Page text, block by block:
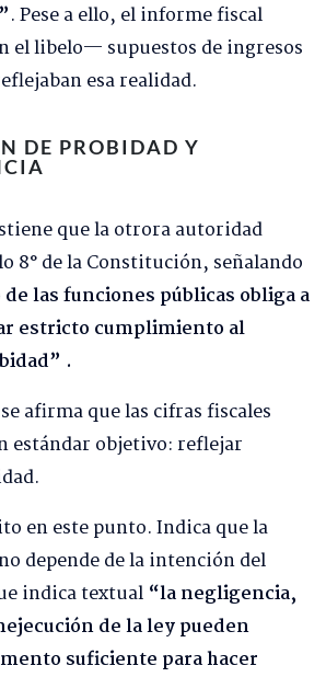
. Pese a ello, el informe fiscal
el libelo— supuestos de ingresos
esa realidad.
DE PROBIDAD Y
que la otrora autoridad
8° de la Constitución, señalando
las funciones públicas obliga a
estricto cumplimiento al
.
afirma que las cifras fiscales
estándar objetivo: reflejar
en este punto. Indica que la
depende de la intención del
indica textual “la negligencia,
de la ley pueden
suficiente para hacer